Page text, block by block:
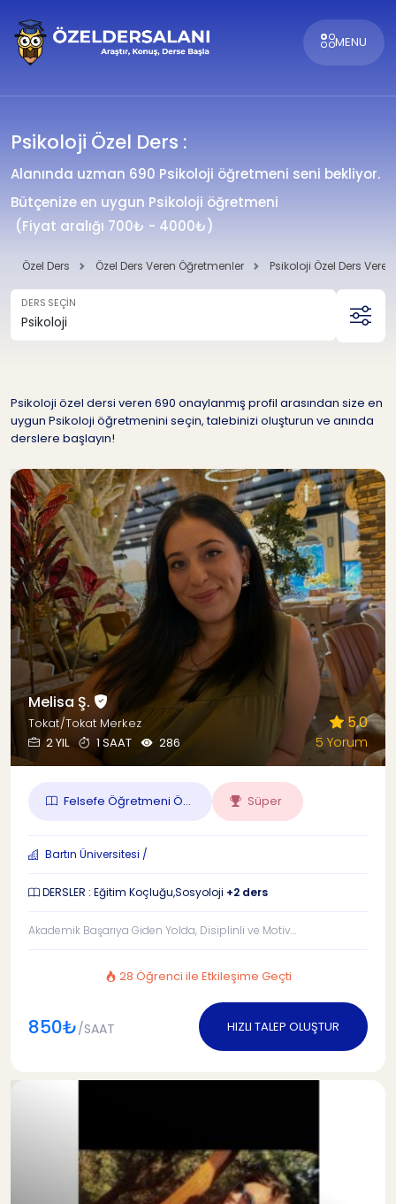
MENU
Psikoloji Özel Ders :
Alanında uzman 690 Psikoloji öğretmeni seni bekliyor.
Bütçenize en uygun Psikoloji öğretmeni
(Fiyat aralığı 700₺ - 4000₺)
Özel Ders Özel Ders Veren Öğretmenler Psikoloji Özel Ders
DERS SEÇİN
Psikoloji özel dersi veren 690 onaylanmış profil arasından size en
uygun Psikoloji öğretmenini seçin, talebinizi oluşturun ve anında
derslere başlayın!
Melisa Ş.
Tokat/Tokat Merkez
2 YIL
1 SAAT 286
5.0
5 Yorum
Felsefe Öğretmeni Ö... Süper
Bartın Üniversitesi /
DERSLER : Eğitim Koçluğu,Sosyoloji +2 ders
Akademik Başarıya Giden Yolda, Disiplinli ve Motiv...
28 Öğrenci ile Etkileşime Geçti
850₺/SAAT HIZLI TALEP OLUŞTUR